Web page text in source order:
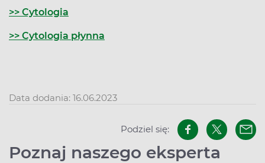
>> Cytologia
>> Cytologia płynna
Data dodania: 16.06.2023
Podziel się:
Poznaj naszego eksperta